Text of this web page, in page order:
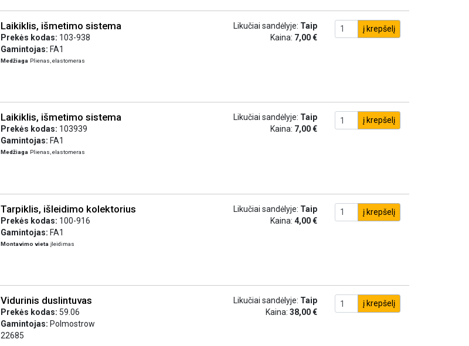
Laikiklis, išmetimo sistema
Prekės kodas: 103-938
Gamintojas: FA1
Medžiaga Plienas, elastomeras
Likučiai sandėlyje: Taip
Kaina: 7,00 €
į krepšelį
Laikiklis, išmetimo sistema
Prekės kodas: 103939
Gamintojas: FA1
Medžiaga Plienas, elastomeras
Likučiai sandėlyje: Taip
Kaina: 7,00 €
į krepšelį
Tarpiklis, išleidimo kolektorius
Prekės kodas: 100-916
Gamintojas: FA1
Montavimo vieta įleidimas
Likučiai sandėlyje: Taip
Kaina: 4,00 €
į krepšelį
Vidurinis duslintuvas
Prekės kodas: 59.06
Gamintojas: Polmostrow
22685
Likučiai sandėlyje: Taip
Kaina: 38,00 €
į krepšelį